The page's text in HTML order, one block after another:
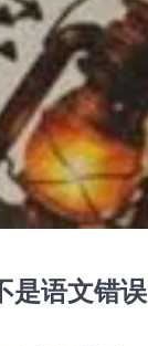
是语文错误